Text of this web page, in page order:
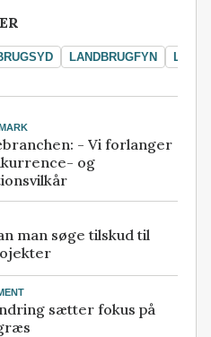
LANDBRUGFYN
- Vi forlanger
og
man søge tilskud til
sætter fokus på